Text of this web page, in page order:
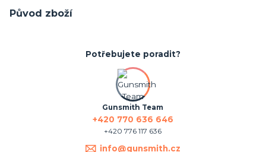
Původ zboží
Potřebujete poradit?
Gunsmith Team
+420 770 636 646
+420 776 117 636
info@gunsmith.cz